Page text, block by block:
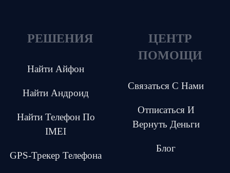
РЕШЕНИЯ
Найти Айфон
Найти Андроид
Найти Телефон По
IMEI
GPS-Трекер Телефона
ЦЕНТР
ПОМОЩИ
Связаться С Нами
Отписаться И
Вернуть Деньги
Блог